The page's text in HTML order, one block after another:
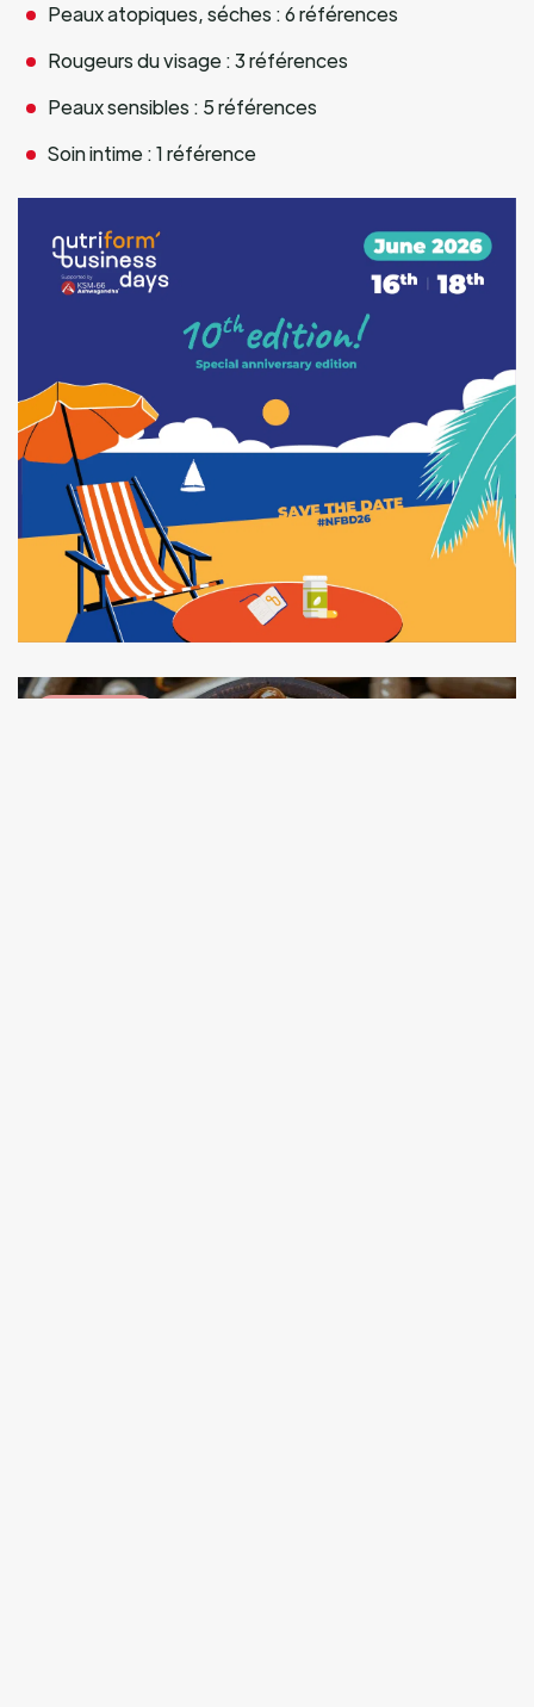
Peaux atopiques, séches : 6 références
Rougeurs du visage : 3 références
Peaux sensibles : 5 références
Soin intime : 1 référence